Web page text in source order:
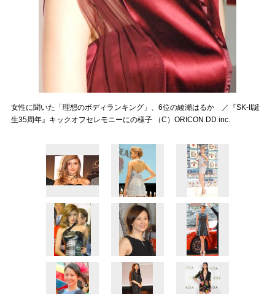
女性に聞いた「理想のボディランキング」、6位の綾瀬はるか ／『SK-II誕
生35周年』キックオフセレモニーにの様子 （C）ORICON DD inc.